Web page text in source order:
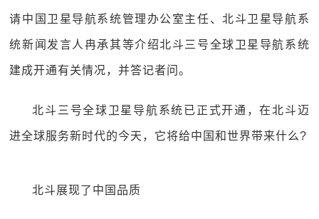
请中国卫星导航系统管理办公室主任、北斗卫星导航系
统新闻发言人冉承其等介绍北斗三号全球卫星导航系统
建成开通有关情况，并答记者问。
北斗三号全球卫星导航系统已正式开通，在北斗迈
进全球服务新时代的今天，它将给中国和世界带来什么?
北斗展现了中国品质